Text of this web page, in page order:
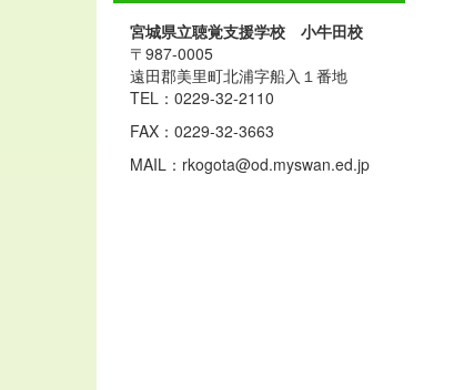
宮城県立聴覚支援学校 小牛田校
〒987-0005
遠田郡美里町北浦字船入１番地
TEL：0229-32-2110
FAX：0229-32-3663
MAIL：rkogota@od.myswan.ed.jp